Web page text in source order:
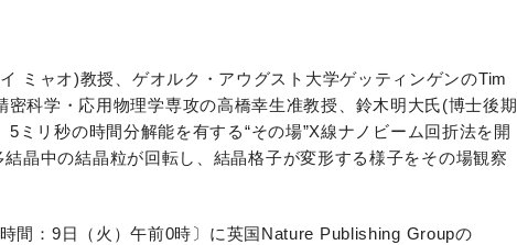
ミャオ)教授、ゲオルク・アウグスト大学ゲッティンゲンのTim
科学・応用物理学専攻の高橋幸生准教授、鈴木明大氏(博士後期
ミリ秒の時間分解能を有する“その場”X線ナノビーム回折法を開
晶中の結晶粒が回転し、結晶格子が変形する様子をその場観察
間：9日（火）午前0時〕に英国Nature Publishing Groupの